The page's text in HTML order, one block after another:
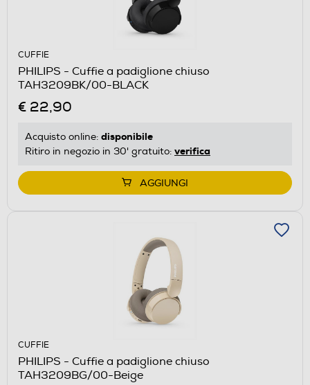
CUFFIE
PHILIPS - Cuffie a padiglione chiuso
TAH3209BK/00-BLACK
€ 22,90
Acquisto online: disponibile
Ritiro in negozio in 30' gratuito: verifica
AGGIUNGI
CUFFIE
PHILIPS - Cuffie a padiglione chiuso
TAH3209BG/00-Beige